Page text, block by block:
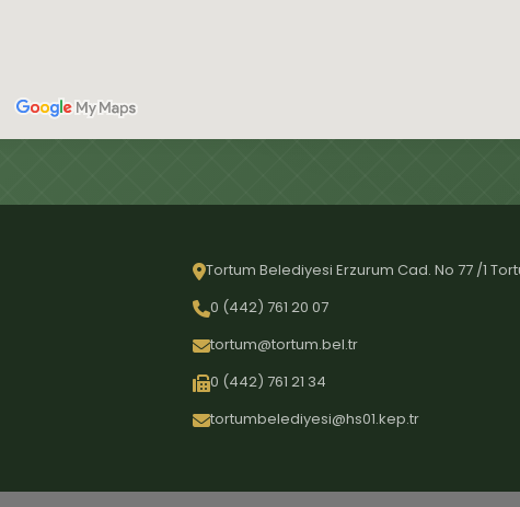
Tortum Belediyesi Erzurum Cad. No 77 /1
0 (442) 761 20 07
tortum@tortum.bel.tr
0 (442) 761 21 34
tortumbelediyesi@hs01.kep.tr